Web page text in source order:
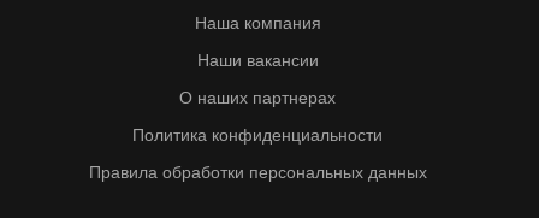
Наша компания
Наши вакансии
О наших партнерах
Политика конфиденциальности
Правила обработки персональных данных